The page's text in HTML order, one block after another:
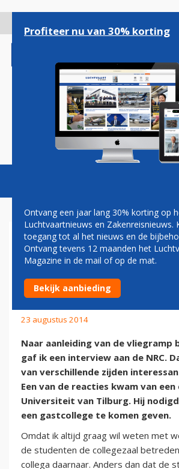
gaan
Magazine Podcasts
PROF. DR. HUGO
INTERNATIONAAL
23 augustus 2014
Naar aanleiding van de vliegramp
gaf ik een interview aan de NRC.
van verschillende zijden
Een van de reacties kwam van
Universiteit van Tilburg. Hij
een gastcollege te komen geven.
Omdat ik altijd graag wil weten met
de studenten de collegezaal
collega daarnaar. Anders dan dat de
Profiteer nu van 30% korting
Ontvang een jaar lang 30% korting op
Luchtvaartnieuws en Zakenreisnieuws.
toegang tot al het nieuws en de
Ontvang tevens 12 maanden het
Magazine in de mail of op de mat.
Bekijk aanbieding